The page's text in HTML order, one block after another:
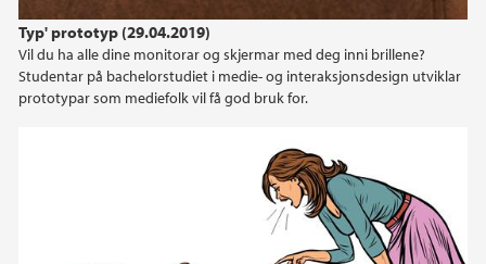
Typ' prototyp (29.04.2019)
Vil du ha alle dine monitorar og skjermar med deg inni brillene?
Studentar på bachelorstudiet i medie- og interaksjonsdesign utviklar
prototypar som mediefolk vil få god bruk for.